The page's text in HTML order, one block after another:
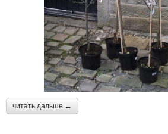
читать дальше →